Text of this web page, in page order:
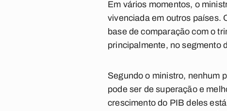
Em vários momentos, o
vivenciada em outros países.
base de comparação com o
principalmente, no segmento
Segundo o ministro, nenhum
pode ser de superação e
crescimento do PIB deles